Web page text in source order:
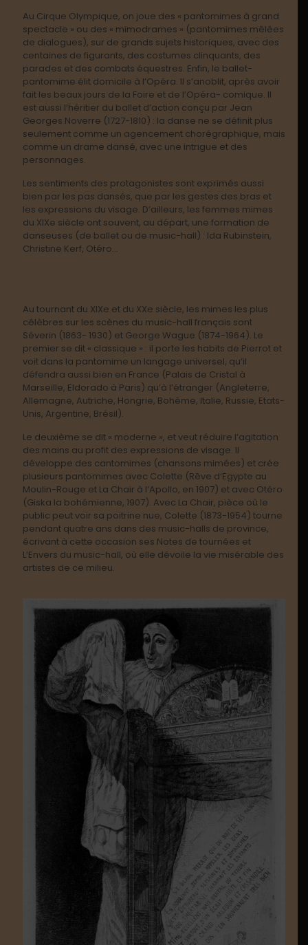
Au Cirque Olympique, on joue des « pantomimes à grand
spectacle » ou des « mimodrames » (pantomimes mêlées
de dialogues), sur de grands sujets historiques, avec des
centaines de figurants, des costumes clinquants, des
parades et des combats équestres. Enfin, le ballet-
pantomime élit domicile à l’Opéra. Il s’anoblit, après avoir
fait les beaux jours de la Foire et de l’Opéra- comique. Il
est aussi l’héritier du ballet d’action conçu par Jean
Georges Noverre (1727-1810) : la danse ne se définit plus
seulement comme un agencement chorégraphique, mais
comme un drame dansé, avec une intrigue et des
personnages.
Les sentiments des protagonistes sont exprimés aussi
bien par les pas dansés, que par les gestes des bras et
les expressions du visage. D’ailleurs, les femmes mimes
du XIXe siècle ont souvent, au départ, une formation de
danseuses (de ballet ou de music-hall) : Ida Rubinstein,
Christine Kerf, Otéro…
Au tournant du XIXe et du XXe siècle, les mimes les plus
célèbres sur les scènes du music-hall français sont
Séverin (1863- 1930) et George Wague (1874-1964). Le
premier se dit « classique » : il porte les habits de Pierrot et
voit dans la pantomime un langage universel, qu’il
défendra aussi bien en France (Palais de Cristal à
Marseille, Eldorado à Paris) qu’à l’étranger (Angleterre,
Allemagne, Autriche, Hongrie, Bohême, Italie, Russie, Etats-
Unis, Argentine, Brésil).
Le deuxième se dit « moderne », et veut réduire l’agitation
des mains au profit des expressions de visage. Il
développe des cantomimes (chansons mimées) et crée
plusieurs pantomimes avec Colette (Rêve d’Egypte au
Moulin-Rouge et La Chair à l’Apollo, en 1907) et avec Otéro
(Giska la bohémienne, 1907). Avec La Chair, pièce où le
public peut voir sa poitrine nue, Colette (1873-1954) tourne
pendant quatre ans dans des music-halls de province,
écrivant à cette occasion ses Notes de tournées et
L’Envers du music-hall, où elle dévoile la vie misérable des
artistes de ce milieu.